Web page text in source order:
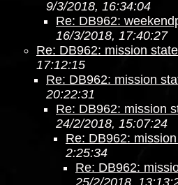
9/3/2018, 16:34:04
Re: DB962:
16/3/2018, 17:40:27
Re: DB962: mission
17:12:15
Re: DB962: mission
20:22:31
Re: DB962: mission
24/2/2018, 15:07:24
Re: DB962:
2:25:34
Re: DB962:
25/2/2018,